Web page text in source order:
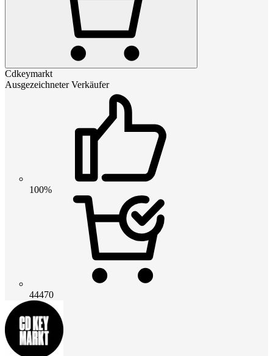
Cdkeymarkt
Ausgezeichneter Verkäufer
100%
44470